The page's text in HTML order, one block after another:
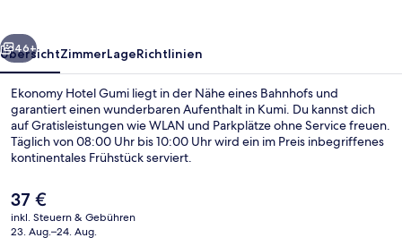
Weiter
46+
ÜbersichtZimmerLageRichtlinien
Ekonomy Hotel Gumi liegt in der Nähe eines Bahnhofs und
garantiert einen wunderbaren Aufenthalt in Kumi. Du kannst dich
auf Gratisleistungen wie WLAN und Parkplätze ohne Service freuen.
Täglich von 08:00 Uhr bis 10:00 Uhr wird ein im Preis inbegriffenes
kontinentales Frühstück serviert.
Der
aktuelle
Preis
37 €
inkl. Steuern & Gebühren
23. Aug.–24. Aug.